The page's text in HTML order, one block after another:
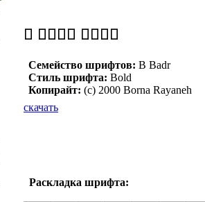
Семейство шрифтов: B Badr
Стиль шрифта: Bold
Копирайт: (c) 2000 Borna Rayaneh
скачать
Раскладка шрифта: